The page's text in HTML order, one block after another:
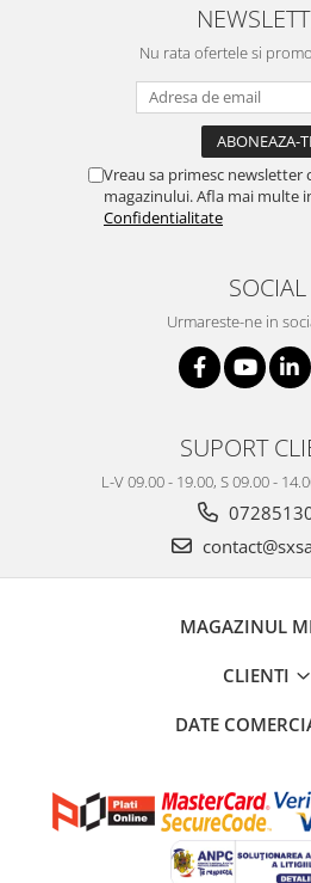
Nu rata ofertele si
Vreau sa primesc newsletter
magazinului. Afla mai multe
Confidentialitate
SOCIAL
Urmareste-ne in
SUPORT
L-V 09.00 - 19.00, S 09.00 -
MAGAZINUL
CLIENTI
DATE